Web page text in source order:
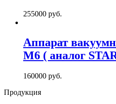
255000 руб.
Аппарат
M6 ( аналог
160000 руб.
Продукция